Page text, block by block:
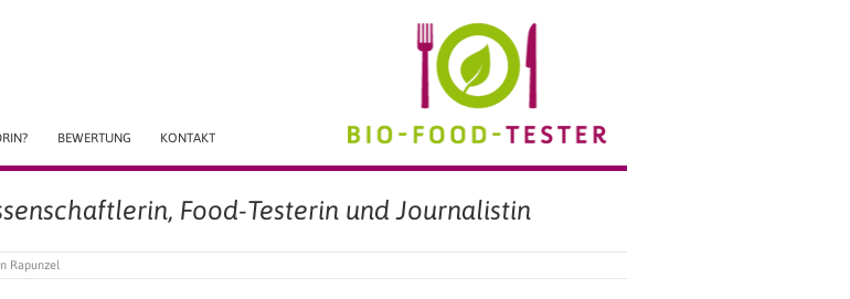
BIO FOOD TESTER
BEWERTUNG KONTAKT
Food-Testerin und Journalistin
Rapunzel